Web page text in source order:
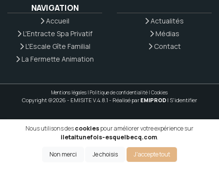
NAVIGATION
Accueil
L'Entracte Spa Privatif
L'Escale Gîte Familial
La Fermette Animation
Actualités
Médias
Contact
Mentions légales | Politique de confidentialité | Cookies
Copyright @2026 - EMISITE V.4.8.1 - Réalisé par EMIPROD | S'identifier
Nous utilisons descookiespour améliorer votre expérience sur
iletaitunefois-esquelbecq.com.
Non merci Je choisis J'accepte tout